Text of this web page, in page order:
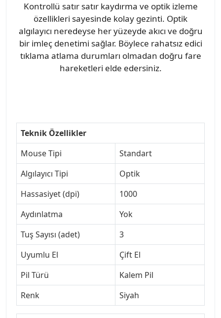
Kontrollü satır satır kaydırma ve optik izleme
özellikleri sayesinde kolay gezinti. Optik
algılayıcı neredeyse her yüzeyde akıcı ve doğru
bir imleç denetimi sağlar. Böylece rahatsız edici
tıklama atlama durumları olmadan doğru fare
hareketleri elde edersiniz.
Teknik Özellikler
Mouse Tipi
Standart
Algılayıcı Tipi
Optik
Hassasiyet (dpi)
1000
Aydınlatma
Yok
Tuş Sayısı (adet)
3
Uyumlu El
Çift El
Pil Türü
Kalem Pil
Renk
Siyah